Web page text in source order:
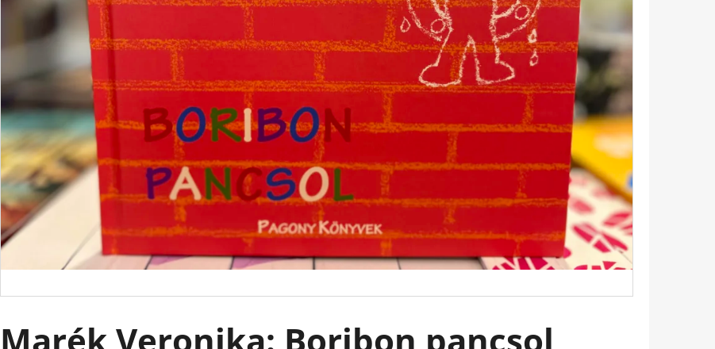
Marék Veronika: Boribon pancsol
LEJTŐ A TENGER FELÉ
€18,90
JOHANNA CHEN, KATHERINEJ.
€10,50
Korábbi:€15